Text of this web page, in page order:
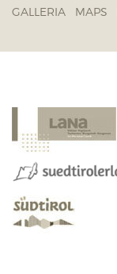
GALLERIA MAPS